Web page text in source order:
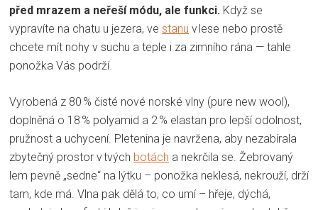
před mrazem a neřeší módu, ale funkci. Když se
vypravíte na chatu u jezera, ve stanu v lese nebo prostě
chcete mít nohy v suchu a teple i za zimního rána — tahle
ponožka Vás podrží.
Vyrobená z 80 % čisté nové norské vlny (pure new wool),
doplněná o 18 % polyamid a 2 % elastan pro lepší odolnost,
pružnost a uchycení. Pletenina je navržena, aby nezabírala
zbytečný prostor v tvých botách a nekrčila se. Žebrovaný
lem pevně „sedne“ na lýtku – ponožka neklesá, nekrouží, drží
tam, kde má. Vlna pak dělá to, co umí – hřeje, dýchá,